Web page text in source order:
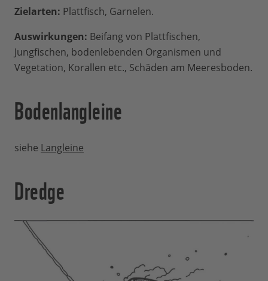
Zielarten: Plattfisch, Garnelen.
Auswirkungen: Beifang von Plattfischen,
Jungfischen, bodenlebenden Organismen und
Vegetation, Korallen etc., Schäden am Meeresboden.
Bodenlangleine
siehe Langleine
Dredge